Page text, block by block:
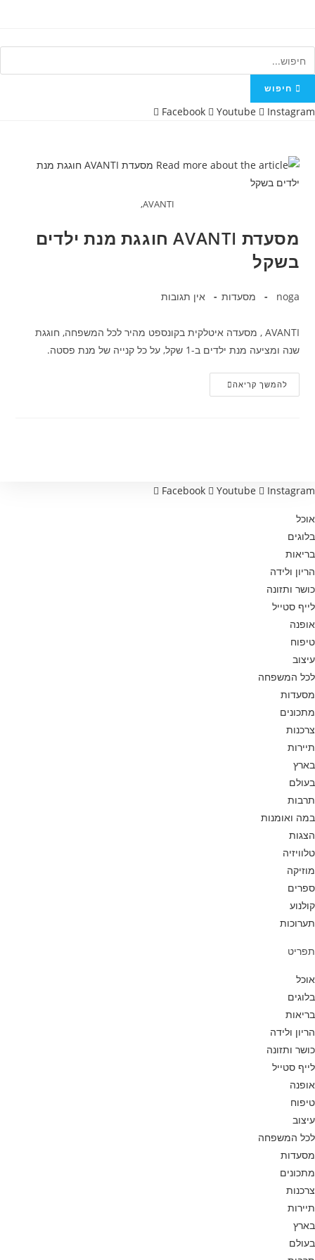
content
חיפוש
Facebook Youtube Instagram
AVANTI,
מסעדת AVANTI חוגגת מנת ילדים
בשקל
מחבר:
noga קטגוריה:
מסעדות תגובות:
אין תגובות
AVANTI , מסעדה איטלקית בקונספט מהיר לכל המשפחה, חוגגת
שנה ומציעה מנת ילדים ב-1 שקל, על כל קנייה של מנת פסטה.
להמשך קריאהמסעדת
AVANTI
Facebook Youtube Instagram
אוכל
בלוגים
בריאות
הריון ולידה
כושר ותזונה
לייף סטייל
אופנה
טיפוח
עיצוב
לכל המשפחה
מסעדות
מתכונים
צרכנות
תיירות
בארץ
בעולם
תרבות
במה ואומנות
הצגות
טלוויזיה
מוזיקה
ספרים
קולנוע
תערוכות
תפריט
אוכל
בלוגים
בריאות
הריון ולידה
כושר ותזונה
לייף סטייל
אופנה
טיפוח
עיצוב
לכל המשפחה
מסעדות
מתכונים
צרכנות
תיירות
בארץ
בעולם